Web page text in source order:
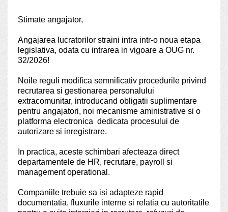
Stimate angajator,
Angajarea lucratorilor straini intra intr-o noua etapa
legislativa, odata cu intrarea in vigoare a OUG nr.
32/2026!
Noile reguli modifica semnificativ procedurile privind
recrutarea si gestionarea personalului
extracomunitar, introducand obligatii suplimentare
pentru angajatori, noi mecanisme aministrative si o
platforma electronica dedicata procesului de
autorizare si inregistrare.
In practica, aceste schimbari afecteaza direct
departamentele de HR, recrutare, payroll si
management operational.
Companiile trebuie sa isi adapteze rapid
documentatia, fluxurile interne si relatia cu autoritatile